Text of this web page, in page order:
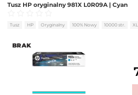
BRAK
Tusz HP oryginalny 981X L0R09A | Cyan
Oceniono0na
Tusz HP Oryginalny 100% Nowy 10000 str. XL